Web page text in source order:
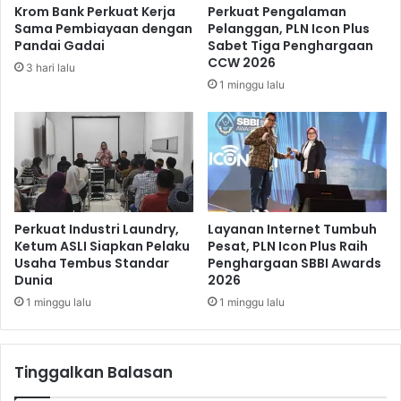
a
l
I
d
l
t
r
i
1
4
4
6
H
2
s
t
a
a
a
n
1
4
4
6
H
Krom Bank Perkuat Kerja
Sama Pembiayaan dengan
Pandai Gadai
3 hari lalu
Perkuat Pengalaman
Pelanggan, PLN Icon Plus
Sabet Tiga Penghargaan
CCW 2026
1 minggu lalu
Perkuat Industri Laundry,
Ketum ASLI Siapkan Pelaku
Usaha Tembus Standar
Dunia
1 minggu lalu
Layanan Internet Tumbuh
Pesat, PLN Icon Plus Raih
Penghargaan SBBI Awards
2026
1 minggu lalu
Tinggalkan Balasan